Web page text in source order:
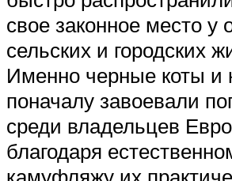
свое законное место у
сельских и городских
Именно черные коты и
поначалу завоевали
среди владельцев
благодаря
камуфляжу их